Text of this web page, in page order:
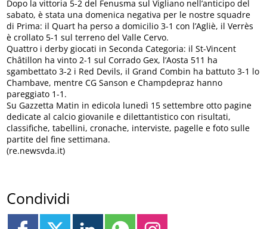
Dopo la vittoria 5-2 del Fenusma sul Vigliano nell’anticipo del
sabato, è stata una domenica negativa per le nostre squadre
di Prima: il Quart ha perso a domicilio 3-1 con l’Agliè, il Verrès
è crollato 5-1 sul terreno del Valle Cervo.
Quattro i derby giocati in Seconda Categoria: il St-Vincent
Châtillon ha vinto 2-1 sul Corrado Gex, l’Aosta 511 ha
sgambettato 3-2 i Red Devils, il Grand Combin ha battuto 3-1 lo
Chambave, mentre CG Sanson e Champdepraz hanno
pareggiato 1-1.
Su Gazzetta Matin in edicola lunedì 15 settembre otto pagine
dedicate al calcio giovanile e dilettantistico con risultati,
classifiche, tabellini, cronache, interviste, pagelle e foto sulle
partite del fine settimana.
(re.newsvda.it)
Condividi